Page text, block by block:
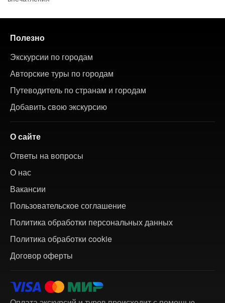
Полезно
Экскурсии по городам
Авторские туры по городам
Путеводитель по странам и городам
Добавить свою экскурсию
О сайте
Ответы на вопросы
О нас
Вакансии
Пользовательское соглашение
Политика обработки персональных данных
Политика обработки cookie
Договор оферты